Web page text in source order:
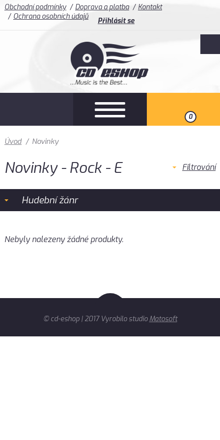
Obchodní podmínky Doprava a platba
Kontakt
Ochrana osobních údajů
Přihlásit se
0
Úvod / Novinky
Novinky - Rock - E Filtrování
Hudební žánr
Nebyly nalezeny žádné produkty.
© cd-eshop | 2017 Vyrobilo studio Matosoft